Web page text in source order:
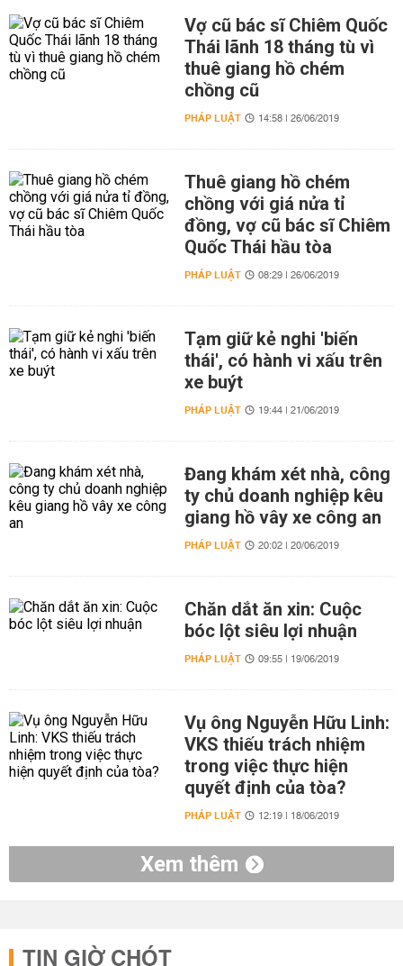
Vợ cũ bác sĩ Chiêm Quốc
Thái lãnh 18 tháng tù vì
thuê giang hồ chém
chồng cũ
PHÁP LUẬT 14:58 | 26/06/2019
Thuê giang hồ chém
chồng với giá nửa tỉ
đồng, vợ cũ bác sĩ Chiêm
Quốc Thái hầu tòa
PHÁP LUẬT 08:29 | 26/06/2019
Tạm giữ kẻ nghi 'biến
thái', có hành vi xấu trên
xe buýt
PHÁP LUẬT 19:44 | 21/06/2019
Đang khám xét nhà, công
ty chủ doanh nghiệp kêu
giang hồ vây xe công an
PHÁP LUẬT 20:02 | 20/06/2019
Chăn dắt ăn xin: Cuộc
bóc lột siêu lợi nhuận
PHÁP LUẬT 09:55 | 19/06/2019
Vụ ông Nguyễn Hữu Linh:
VKS thiếu trách nhiệm
trong việc thực hiện
quyết định của tòa?
PHÁP LUẬT 12:19 | 18/06/2019
Xem thêm